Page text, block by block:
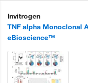
Invitrogen
TNF alpha Monoclonal
eBioscience™